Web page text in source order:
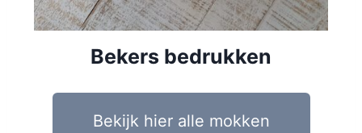
Bekers bedrukken
Bekijk hier alle mokken